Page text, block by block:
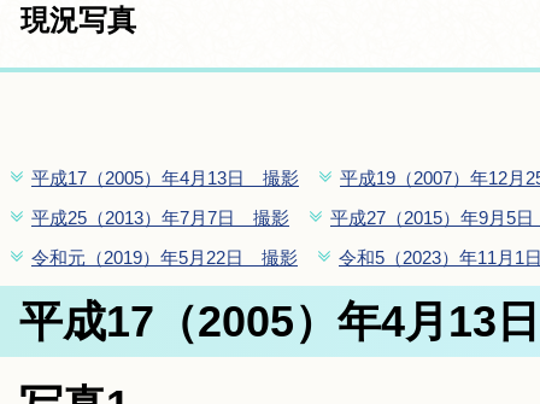
現況写真
平成17（2005）年4月13日 撮影
平成19（2007）年12
平成25（2013）年7月7日 撮影
平成27（2015）年9月5
令和元（2019）年5月22日 撮影
令和5（2023）年11月1
平成17（2005）年4月13